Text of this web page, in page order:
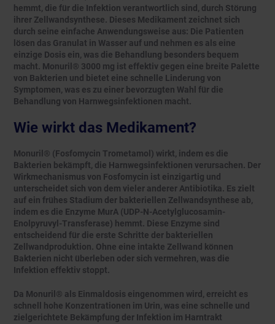
hemmt, die für die Infektion verantwortlich sind, durch Störung
ihrer Zellwandsynthese. Dieses Medikament zeichnet sich
durch seine einfache Anwendungsweise aus: Die Patienten
lösen das Granulat in Wasser auf und nehmen es als eine
einzige Dosis ein, was die Behandlung besonders bequem
macht. Monuril® 3000 mg ist effektiv gegen eine breite Palette
von Bakterien und bietet eine schnelle Linderung von
Symptomen, was es zu einer bevorzugten Wahl für die
Behandlung von Harnwegsinfektionen macht.
Wie wirkt das Medikament?
Monuril® (Fosfomycin Trometamol) wirkt, indem es die
Bakterien bekämpft, die Harnwegsinfektionen verursachen. Der
Wirkmechanismus von Fosfomycin ist einzigartig und
unterscheidet sich von dem vieler anderer Antibiotika. Es zielt
auf ein frühes Stadium der bakteriellen Zellwandsynthese ab,
indem es die Enzyme MurA (UDP-N-Acetylglucosamin-
Enolpyruvyl-Transferase) hemmt. Diese Enzyme sind
entscheidend für die erste Schritte der bakteriellen
Zellwandproduktion. Ohne eine intakte Zellwand können
Bakterien nicht überleben oder sich vermehren, was die
Infektion effektiv stoppt.
Da Monuril® als Einmaldosis eingenommen wird, erreicht es
schnell hohe Konzentrationen im Urin, was eine schnelle und
zielgerichtete Bekämpfung der Infektion im Harntrakt